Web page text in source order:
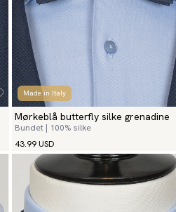
Made in Italy
Mørkeblå butterfly silke grenadine
Bundet | 100% silke
43.99 USD